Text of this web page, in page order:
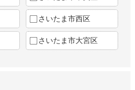
さいたま市西区
さいたま市大宮区